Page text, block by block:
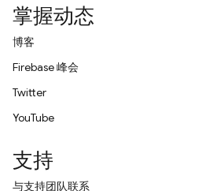
掌握动态
博客
Firebase 峰会
Twitter
YouTube
支持
与支持团队联系